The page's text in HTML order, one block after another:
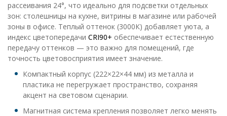
рассеивания 24°, что идеально для подсветки отдельных
зон: столешницы на кухне, витрины в магазине или рабочей
зоны в офисе. Теплый оттенок (3000К) добавляет уюта, а
индекс цветопередачи CRI90+ обеспечивает естественную
передачу оттенков — это важно для помещений, где
точность цветовосприятия имеет значение.
Компактный корпус (222×22×44 мм) из металла и
пластика не перегружает пространство, сохраняя
акцент на световом сценарии.
Магнитная система крепления позволяет легко менять